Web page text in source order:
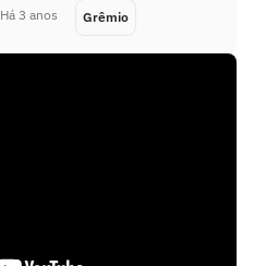
Há 3 anos Grêmio